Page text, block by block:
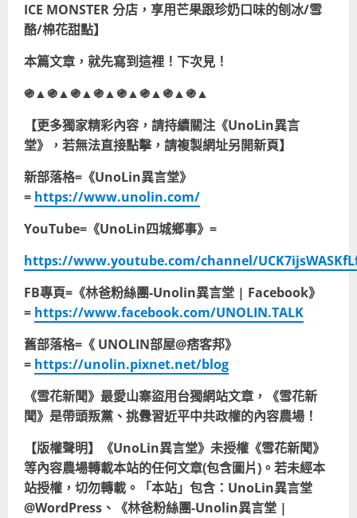
ICE MONSTER 分店，享用芒果跟珍奶口味的刨冰/雪
酪/棉花甜點】
本篇文章，就先寫到這裡！下次見！
֍▲֍▲֍▲֍▲֍▲֍▲֍▲֍▲
【更多獨家精彩內容，請持續關注《UnoLin異言
堂》，若無法直接點擊，請複製網址另開新頁】
新部落格=《UnoLin異言堂》
= https://www.unolin.com/
YouTube=《UnoLin四城鄉事》=
https://www.youtube.com/channel/
FB專頁=《林爸粉絲團-Unolin異言堂 | Facebook》
= https://www.facebook.com/UNOLIN.TALK
舊部落格=《 UNOLIN部屋@痞客邦》
= https://unolin.pixnet.net/blog
《雪花新聞》最愛山寨盜用台獨網站文章，《雪花新
聞》是帶頭叛黨、挑釁習近平中共政權的內容農場！
【版權聲明】《UnoLin異言堂》未授權《雪花新聞》
等內容農場轉載本站的任何文章(包含圖片)。若未經本
站授權，切勿轉載。「本站」包含：UnoLin異言堂
@WordPress、《林爸粉絲團-Unolin異言堂 |